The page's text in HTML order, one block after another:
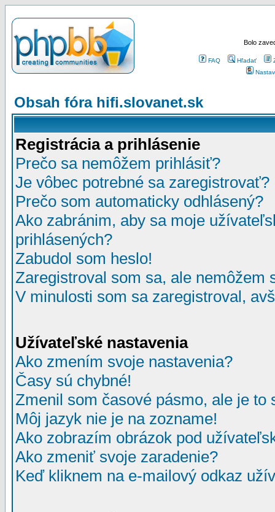
Bolo
FAQ Hľadať
Obsah fóra hifi.slovanet.sk
Registrácia a prihlásenie
Prečo sa nemôžem prihlásiť?
Je vôbec potrebné sa zaregistrovať?
Prečo som automaticky odhlásený?
Ako zabránim, aby sa moje
prihlásených?
Zabudol som heslo!
Zaregistroval som sa, ale nemôžem
V minulosti som sa zaregistroval,
Užívateľské nastavenia
Ako zmením svoje nastavenia?
Časy sú chybné!
Zmenil som časové pásmo, ale je to
Môj jazyk nie je na zozname!
Ako zobrazím obrázok pod
Ako zmeniť svoje zaradenie?
Keď kliknem na e-mailový odkaz